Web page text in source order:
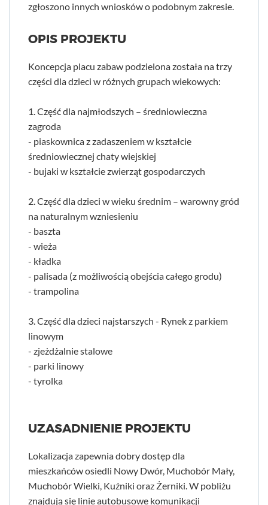
zgłoszono innych wniosków o podobnym zakresie.
OPIS PROJEKTU
Koncepcja placu zabaw podzielona została na trzy
części dla dzieci w różnych grupach wiekowych:
1. Część dla najmłodszych – średniowieczna
zagroda
- piaskownica z zadaszeniem w kształcie
średniowiecznej chaty wiejskiej
- bujaki w kształcie zwierząt gospodarczych
2. Część dla dzieci w wieku średnim – warowny gród
na naturalnym wzniesieniu
- baszta
- wieża
- kładka
- palisada (z możliwością obejścia całego grodu)
- trampolina
3. Część dla dzieci najstarszych - Rynek z parkiem
linowym
- zjeżdżalnie stalowe
- parki linowy
- tyrolka
UZASADNIENIE PROJEKTU
Lokalizacja zapewnia dobry dostęp dla
mieszkańców osiedli Nowy Dwór, Muchobór Mały,
Muchobór Wielki, Kuźniki oraz Żerniki. W pobliżu
znajdują się linie autobusowe komunikacji